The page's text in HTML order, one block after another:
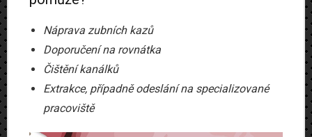
Náprava zubních kazů
Doporučení na rovnátka
Čištění kanálků
Extrakce, případně odeslání na specializované
pracoviště